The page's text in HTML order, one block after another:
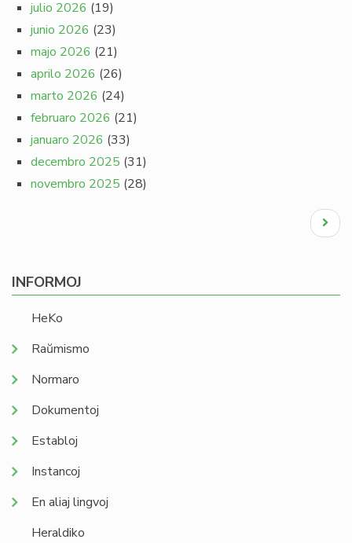
julio 2026 (19)
junio 2026 (23)
majo 2026 (21)
aprilo 2026 (26)
marto 2026 (24)
februaro 2026 (21)
januaro 2026 (33)
decembro 2025 (31)
novembro 2025 (28)
Next
page
INFORMOJ
HeKo
Raŭmismo
Normaro
Dokumentoj
Establoj
Instancoj
En aliaj lingvoj
Heraldiko